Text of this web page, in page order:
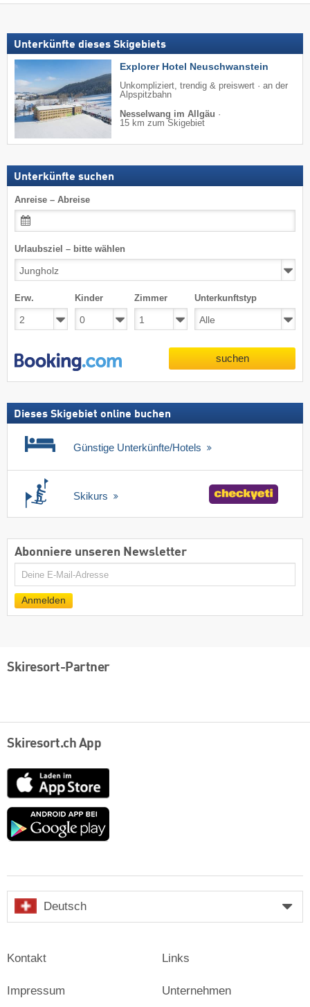
Unterkünfte dieses Skigebiets
Explorer Hotel Neuschwanstein
Unkompliziert, trendig & preiswert · an der
Alpspitzbahn
Nesselwang im Allgäu ·
15 km zum Skigebiet
Unterkünfte suchen
Anreise – Abreise
Urlaubsziel – bitte wählen
Erw. Kinder Zimmer Unterkunftstyp
suchen
Dieses Skigebiet online buchen
Günstige Unterkünfte/Hotels
Skikurs
Abonniere unseren Newsletter
E-
Anmelden
Skiresort-Partner
Skiresort.ch App
App
Store
Google
Deutsch
Kontakt
Impressum
Links
Unternehmen